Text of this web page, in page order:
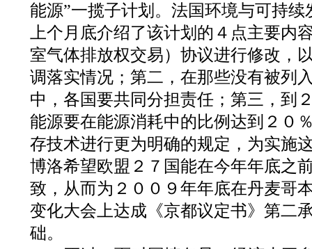
能源”一揽子计划。法国环境与可持续
上个月底介绍了该计划的４点主要内
室气体排放权交易）协议进行修改，
调落实情况；第二，在那些没有被列
中，各国要共同分担责任；第三，到
能源要在能源消耗中的比例达到２０
存技术进行更为明确的规定，为实施
博洛希望欧盟２７国能在今年年底之
致，从而为２００９年年底在丹麦哥
变化大会上达成《京都议定书》第二
础。